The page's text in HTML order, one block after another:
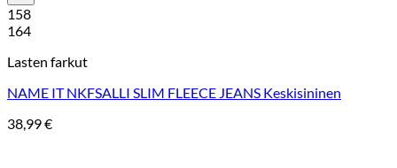
158
164
Lasten farkut
NAME IT NKFSALLI SLIM FLEECE JEANS Keskisininen
38,99€